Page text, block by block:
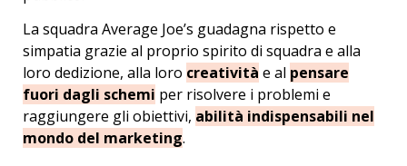
La squadra Average Joe’s guadagna rispetto e
simpatia grazie al proprio spirito di squadra e alla
loro dedizione, alla loro creatività e al pensare
fuori dagli schemi per risolvere i problemi e
raggiungere gli obiettivi, abilità indispensabili nel
mondo del marketing.